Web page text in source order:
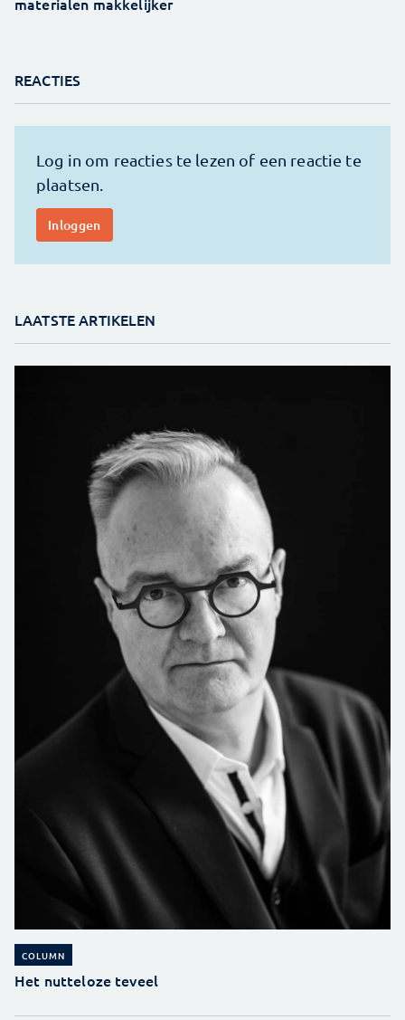
REACTIES
LAATSTE ARTIKELEN
COLUMN
Het nutteloze teveel